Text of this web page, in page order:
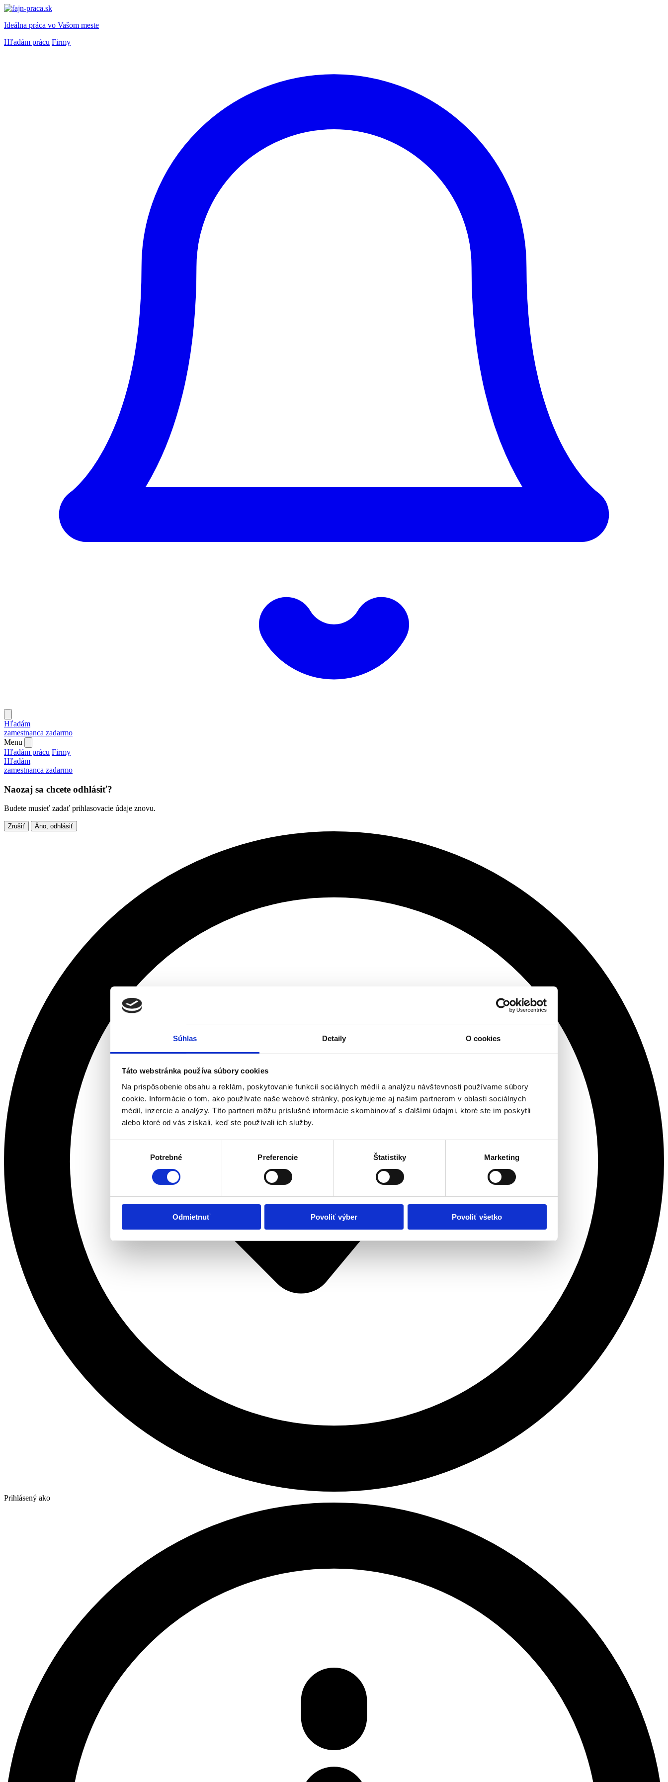
Súhlas Detaily O cookies
Táto webstránka používa súbory cookies
Na prispôsobenie obsahu a reklám, poskytovanie funkcií sociálnych médií a analýzu návštevnosti používame súbory
cookie. Informácie o tom, ako používate naše webové stránky, poskytujeme aj našim partnerom v oblasti sociálnych
médií, inzercie a analýzy. Títo partneri môžu príslušné informácie skombinovať s ďalšími údajmi, ktoré ste im poskytli
alebo ktoré od vás získali, keď ste používali ich služby.
Potrebné Preferencie Štatistiky Marketing
Odmietnuť Povoliť výber Povoliť všetko
Ideálna práca vo Vašom meste
Hľadám prácu Firmy
Hľadám
zamestnanca zadarmo
Menu
Hľadám prácu Firmy
Hľadám
zamestnanca zadarmo
Naozaj sa chcete odhlásiť?
Budete musieť zadať prihlasovacie údaje znovu.
Zrušiť Áno, odhlásiť
Prihlásený ako